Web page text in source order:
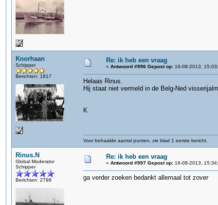
Knorhaan
Schipper
Berichten: 1817
Re: ik heb een vraag
« Antwoord #996 Gepost op: 16-08-2013,
Helaas Rinus.
Hij staat niet vermeld in de Belg-Ned
K
Voor behaalde aantal punten, zie blad 1 eerste bericht.
Rinus.N
Global Moderator
Schipper
Berichten: 2798
Re: ik heb een vraag
« Antwoord #997 Gepost op: 16-08-2013,
ga verder zoeken bedankt allemaal tot zover